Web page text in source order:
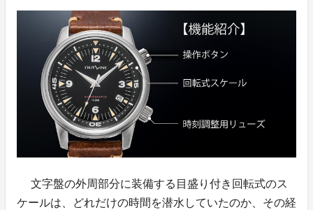
文字盤の外周部分に装備する目盛り付き回転式のス
ケールは、どれだけの時間を潜水していたのか、その経